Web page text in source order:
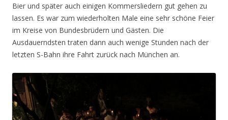
Bier und später auch einigen Kommersliedern gut gehen zu
lassen. Es war zum wiederholten Male eine sehr schöne Feier
im Kreise von Bundesbrüdern und Gästen. Die
Ausdauerndsten traten dann auch wenige Stunden nach der
letzten S-Bahn ihre Fahrt zurück nach München an.